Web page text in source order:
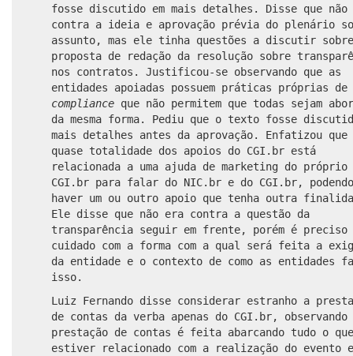
fosse discutido em mais detalhes. Disse que não
contra a ideia e aprovação prévia do plenário
assunto, mas ele tinha questões a discutir
proposta de redação da resolução sobre
nos contratos. Justificou-se observando que as
entidades apoiadas possuem práticas próprias de
compliance que não permitem que todas sejam
da mesma forma. Pediu que o texto fosse
mais detalhes antes da aprovação. Enfatizou que
quase totalidade dos apoios do CGI.br está
relacionada a uma ajuda de marketing do próprio
CGI.br para falar do NIC.br e do CGI.br, podendo
haver um ou outro apoio que tenha outra
Ele disse que não era contra a questão da
transparência seguir em frente, porém é preciso
cuidado com a forma com a qual será feita a
da entidade e o contexto de como as entidades
isso.
Luiz Fernando disse considerar estranho a
de contas da verba apenas do CGI.br, observando
prestação de contas é feita abarcando tudo o que
estiver relacionado com a realização do evento